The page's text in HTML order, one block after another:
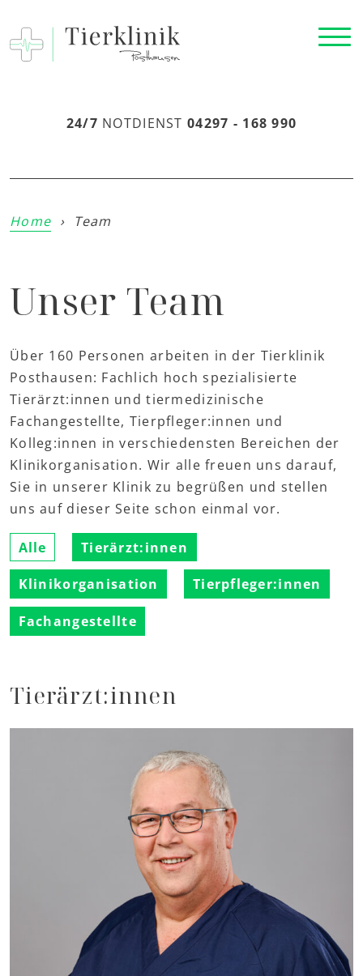
24/7 NOTDIENST 04297 - 168 990
Home › Team
Unser Team
Über 160 Personen arbeiten in der Tierklinik
Posthausen: Fachlich hoch spezialisierte
Tierärzt:innen und tiermedizinische
Fachangestellte, Tierpfleger:innen und
Kolleg:innen in verschiedensten Bereichen der
Klinikorganisation. Wir alle freuen uns darauf,
Sie in unserer Klinik zu begrüßen und stellen
uns auf dieser Seite schon einmal vor.
Alle Tierärzt:innen
Klinikorganisation Tierpfleger:innen
Fachangestellte
Tierärzt:innen